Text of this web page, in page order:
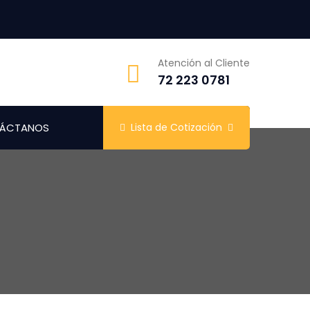
Atención al Cliente
72 223 0781
Lista de Cotización